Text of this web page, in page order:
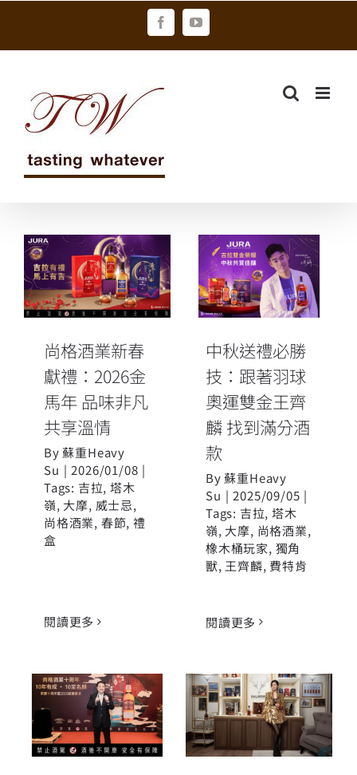
FacebookYouTube
尚格酒業新春
獻禮：2026金
馬年 品味非凡
尚格酒業新春
獻禮：2026金
馬年 品味非凡
共享溫情
By蘇重Heavy
Su | 2026/01/08 |
Tags: 吉拉,塔木
嶺, 大摩, 威士忌,
尚格酒業, 春節,禮
盒
閱讀更多
中秋送禮必勝
技：跟著羽球
奧運雙金王齊
麟 找到滿分酒
款
中秋送禮必勝
技：跟著羽球
奧運雙金王齊
麟 找到滿分酒
款
By蘇重Heavy
Su | 2025/09/05 |
Tags: 吉拉,塔木
嶺, 大摩, 尚格酒業,
橡木桶玩家, 獨角
獸, 王齊麟, 費特肯
閱讀更多
尚格酒業歡慶
10周年 開創台
灣威士忌市場
尚格春節禮獻
大摩與賈靜雯
同賀璀璨蛇年